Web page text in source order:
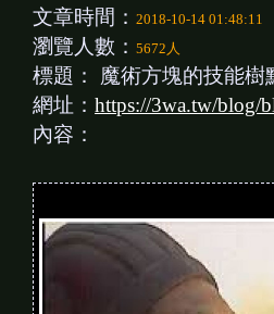
文章時間： 2018-10-14 01:48:11
瀏覽人數： 5672人
標題： 魔術方塊的技能樹
網址： https://3wa.tw/blog/
內容：